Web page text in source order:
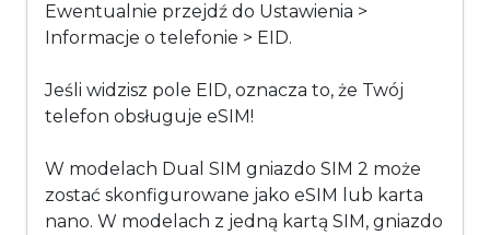
Ewentualnie przejdź do Ustawienia >
Informacje o telefonie > EID.
Jeśli widzisz pole EID, oznacza to, że Twój
telefon obsługuje eSIM!
W modelach Dual SIM gniazdo SIM 2 może
zostać skonfigurowane jako eSIM lub karta
nano. W modelach z jedną kartą SIM, gniazdo